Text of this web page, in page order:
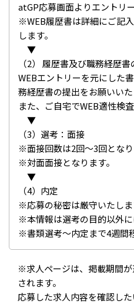
atGP応募画面よりエントリ
※WEB履歴書は詳細にご記
します。
▼
（2） 履歴書及び職務経歴
WEBエントリーを元にした
務経歴書の提出をお願いいた
また、ご自宅でWEB適性検
▼
（3）選考：面接
※面接回数は2回～3回となり
※対面面接となります。
▼
（4）内定
※応募の秘密は厳守いたしま
※本情報は選考の目的以外に
※書類選考～内定まで4週間
※求人ページは、掲載期間
されます。
応募した求人内容を確認し